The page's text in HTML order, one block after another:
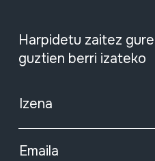
Harpidetu zaitez
guztien berri izateko
Izena
Emaila